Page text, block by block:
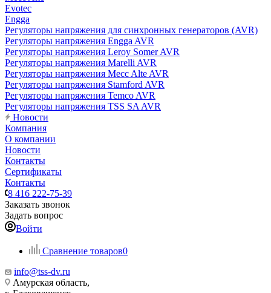
Evotec
Engga
Регуляторы напряжения для синхронных генераторов (AVR)
Регуляторы напряжения Engga AVR
Регуляторы напряжения Leroy Somer AVR
Регуляторы напряжения Marelli AVR
Регуляторы напряжения Mecc Alte AVR
Регуляторы напряжения Stamford AVR
Регуляторы напряжения Temco AVR
Регуляторы напряжения TSS SA AVR
Новости
Компания
О компании
Новости
Контакты
Сертификаты
Контакты
8 416 222-75-39
Заказать звонок
Задать вопрос
Войти
Сравнение товаров0
info@tss-dv.ru
Амурская область,